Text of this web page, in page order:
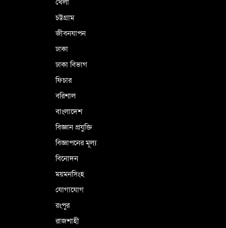
চট্টগ্রাম
জীবনযাপন
ঢাকা
ঢাকা বিভাগ
ফিচার
বরিশাল
বাংলাদেশ
বিজ্ঞান প্রযুক্তি
বিজ্ঞাপনের মূল্য
বিনোদন
ময়মনসিংহ
যোগাযোগ
রংপুর
রাজশাহী